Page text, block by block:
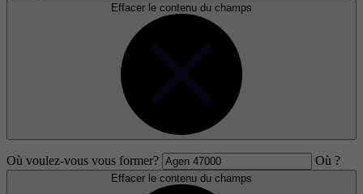
Effacer le contenu du champs
Où voulez-vous vous former? Où ?
Effacer le contenu du champs